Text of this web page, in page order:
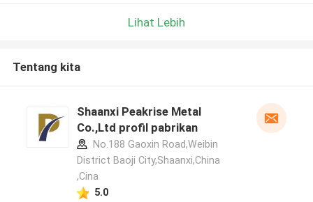
Lihat Lebih
Tentang kita
Shaanxi Peakrise Metal
Co.,Ltd profil pabrikan
No.188 Gaoxin Road,Weibin
District Baoji City,Shaanxi,China
,Cina
5.0